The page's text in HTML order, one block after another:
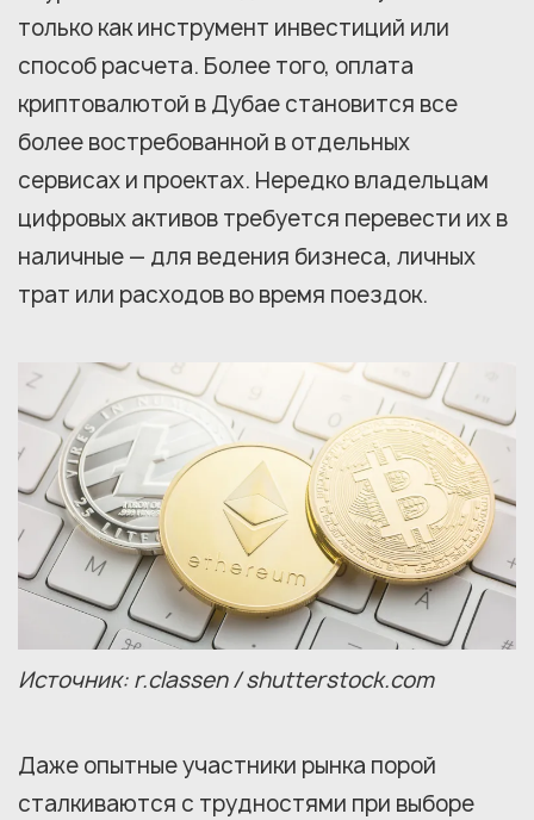
только как инструмент инвестиций или
способ расчета. Более того, оплата
криптовалютой в Дубае становится все
более востребованной в отдельных
сервисах и проектах. Нередко владельцам
цифровых активов требуется перевести их в
наличные — для ведения бизнеса, личных
трат или расходов во время поездок.
Источник: r.classen / shutterstock.com
Даже опытные участники рынка порой
сталкиваются с трудностями при выборе